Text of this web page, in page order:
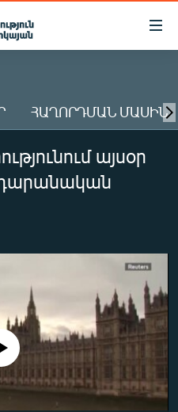
ՀԱՂՈՐԴՄԱՆ ՄԱՍԻՆ
այսօր
currently available